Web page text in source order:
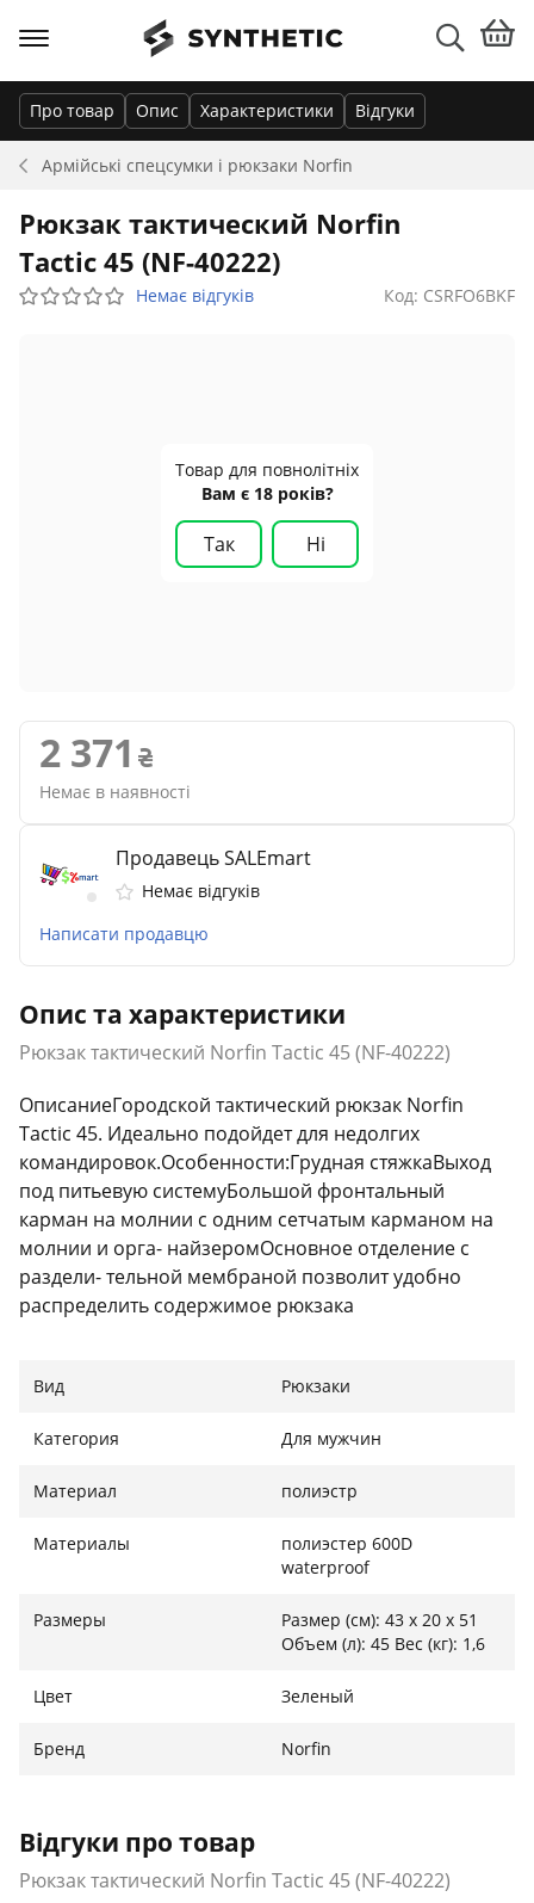
Армійські спецсумки і рюкзаки Norfin
Про товар Опис Характеристики Відгуки
Рюкзак тактический Norfin
Tactic 45 (NF-40222)
Немає відгуків Код: CSRFO6BKF
Товар для повнолітніх
Вам є 18 років?
Так Ні
2 371
Немає в наявності
Продавець SALEmart
Немає відгуків
Написати продавцю
Опис та характеристики
Рюкзак тактический Norfin Tactic 45 (NF-40222)
ОписаниеГородской тактический рюкзак Norfin
Tactic 45. Идеально подойдет для недолгих
командировок.Особенности:Грудная стяжкаВыход
под питьевую системуБольшой фронтальный
карман на молнии с одним сетчатым карманом на
молнии и орга- найзеромОсновное отделение с
раздели- тельной мембраной позволит удобно
распределить содержимое рюкзака
пены и сетки Air MeshБоковой карман на молнии на
для очков на молнии с флисовой подкладкойДва
нижних кармана на молнииОсновное отделение с
большим сетчатым карманом на молнии и большим
тканевым карманом с верхним резиновым
отделениии с мягкими вставками и резиновым
фиксатором на липучкеХарактеристики и
(кг): 1,6Материал: полиэстер 600D waterproof
Вид Рюкзаки
Категория Для мужчин
Материал полиэстр
Материалы
полиэстер 600D
waterproof
Размеры
Размер (см): 43 х 20 х 51
Объем (л): 45 Вес (кг): 1,6
Цвет Зеленый
Бренд Norfin
Відгуки про товар
Рюкзак тактический Norfin Tactic 45 (NF-40222)